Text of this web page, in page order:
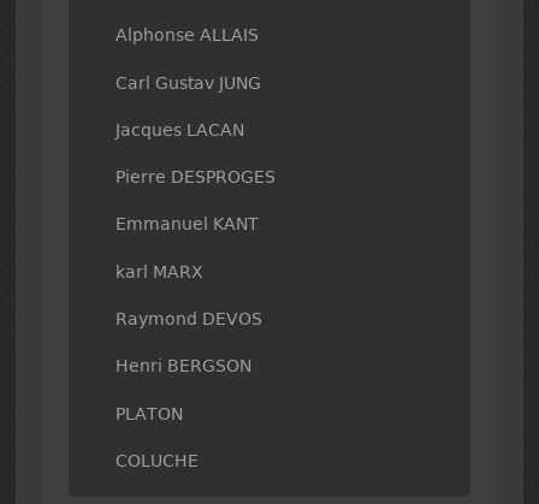
Alphonse ALLAIS
Carl Gustav JUNG
Jacques LACAN
Pierre DESPROGES
Emmanuel KANT
karl MARX
Raymond DEVOS
Henri BERGSON
PLATON
COLUCHE